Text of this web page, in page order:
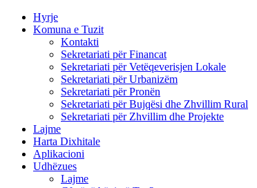
Hyrje
Komuna e Tuzit
Kontakti
Sekretariati për Financat
Sekretariati për Vetëqeverisjen Lokale
Sekretariati për Urbanizëm
Sekretariati për Pronën
Sekretariati për Bujqësi dhe Zhvillim Rural
Sekretariati për Zhvillim dhe Projekte
Lajme
Harta Dixhitale
Aplikacioni
Udhëzues
Lajme